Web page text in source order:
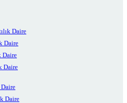
Daire
Daire
Daire
Daire
Daire